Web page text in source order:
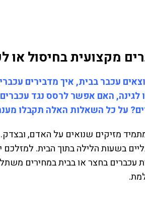
מקצועית בחיסול או
עכבר בבית, איך מדבירים
לגינה, האם אפשר לרסס נגד
על כל השאלות האלה תקבלו
מזיקים שנואים על האדם,
בשעות הלילה בתוך הבית.
עכברים בחצר או בבית במחירים